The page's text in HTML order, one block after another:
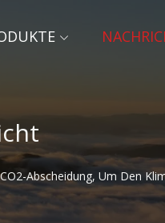
Abscheidung, Um Den